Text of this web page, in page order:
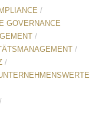
/
GOVERNANCE
/
/
/
/